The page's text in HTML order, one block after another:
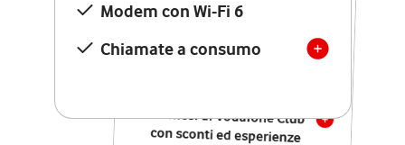
Modem con Wi-Fi 6
Chiamate a consumo
Chiamate illimitate verso
numeri fissi e mobili
nazionali
12 mesi di Vodafone Club
con sconti ed esperienze
esclusive, poi si disattiva